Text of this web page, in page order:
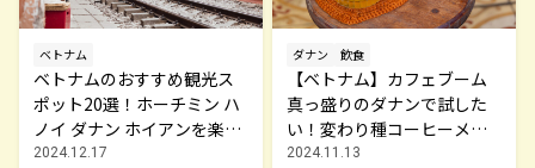
ベトナム
ベトナムのおすすめ観光ス
ポット20選！ホーチミン ハ
ノイ ダナン ホイアンを楽し
みつくす
2024.12.17
ダナン 飲食
【ベトナム】カフェブーム
真っ盛りのダナンで試した
い！変わり種コーヒーメニ
ュー
2024.11.13